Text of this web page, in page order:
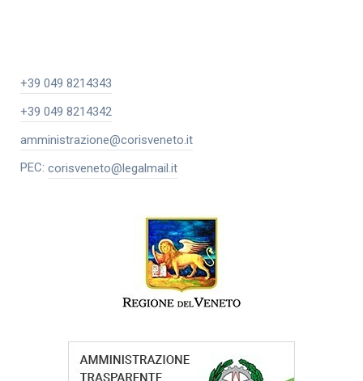
+39 049 8214343
+39 049 8214342
amministrazione@corisveneto.it
PEC: corisveneto@legalmail.it